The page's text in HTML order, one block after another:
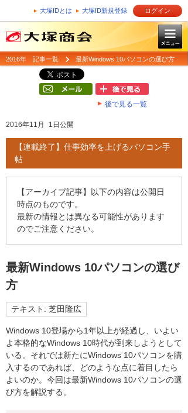
大塚IDとは 大塚ID新規登録 ログイン
2016年 記事一覧 最新Windows 10パソコンの選び方
後で見る一覧
2016年11月 1日公開
【連載終了】仕事効率を上げるパソコン手
帖
【アーカイブ記事】以下の内容は公開日
時点のものです。
最新の情報とは異なる可能性があります
のでご注意ください。
最新Windows 10パソコンの選び
方
テキスト: 芝田隆広
Windows 10登場から1年以上が経過し、いよい
よ本格的なWindows 10時代が到来しようとして
いる。それでは新たにWindows 10パソコンを購
入するのであれば、どのような点に着目したら
よいのか。今回は最新Windows 10パソコンの選
び方を解説する。